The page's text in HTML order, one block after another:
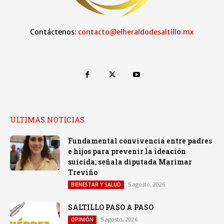
Contáctenos: contacto@elheraldodesaltillo.mx
ULTIMAS NOTICIAS
Fundamental convivencia entre padres
e hijos para prevenir la ideación
suicida; señala diputada Marimar
Treviño
BIENESTAR Y SALUD 5 agosto, 2026
SALTILLO PASO A PASO
OPINIÓN 5 agosto, 2026